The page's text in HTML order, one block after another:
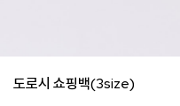
도로시 쇼핑백(3size)